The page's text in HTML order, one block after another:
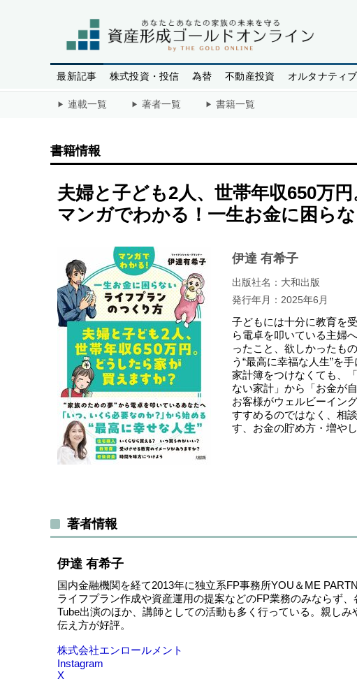
最新記事 株式投資・投信 為替 不動産投資 オルタナティブ
連載一覧 著者一覧 書籍一覧
書籍情報
夫婦と子ども2人、世帯年収650万
マンガでわかる！一生お金に困ら
伊達 有希子
出版社名：大和出版
発行年月：2025年6月
子どもには十分に教育を
ら電卓を叩いている主婦
ったこと、欲しかったも
う“最高に幸福な人生”を手
家計簿をつけなくても、
ない家計」から「お金が
お客様がウェルビーイン
すすめるのではなく、相
す、お金の貯め方・増やし
著者情報
伊達 有希子
国内金融機関を経て2013年に独立系FP事務所YOU＆ME
ライフプラン作成や資産運用の提案などのFP業務のみならず
Tube出演のほか、講師としての活動も多く行っている。親し
伝え方が好評。
株式会社エンロールメント
Instagram
X